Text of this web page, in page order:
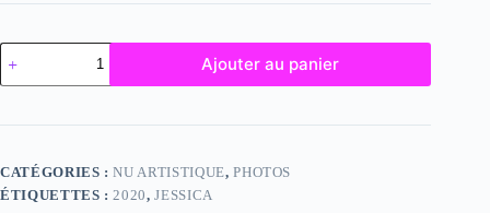
quantité
de
Jessica
Ajouter au panier
CATÉGORIES :NU ARTISTIQUE,PHOTOS
ÉTIQUETTES : 2020,JESSICA